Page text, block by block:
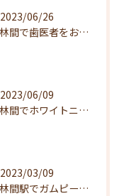
2023/06/26
東林間で歯医者をお探しの方は当院へ
2023/06/09
東林間でホワイトニング（自宅で・歯医者で）をお探しの方は当院へ
2023/03/09
東林間駅でガムピーリングをお探しの方は当院へ